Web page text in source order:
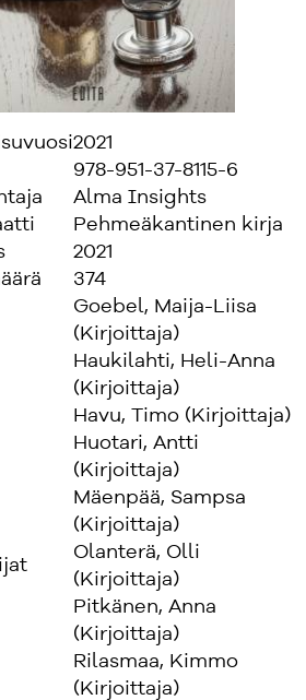
2021
978-951-37-8115-6
Alma Insights
Pehmeäkantinen kirja
2021
374
Goebel, Maija-Liisa
(Kirjoittaja)
Haukilahti, Heli-Anna
(Kirjoittaja)
Havu, Timo (Kirjoittaja)
Huotari, Antti
(Kirjoittaja)
Mäenpää, Sampsa
(Kirjoittaja)
Olanterä, Olli
(Kirjoittaja)
Pitkänen, Anna
(Kirjoittaja)
Rilasmaa, Kimmo
(Kirjoittaja)